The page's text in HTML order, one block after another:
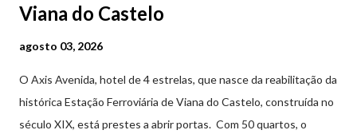
Viana do Castelo
agosto 03, 2026
O Axis Avenida, hotel de 4 estrelas, que nasce da reabilitação da
histórica Estação Ferroviária de Viana do Castelo, construída no
século XIX, está prestes a abrir portas. Com 50 quartos, o